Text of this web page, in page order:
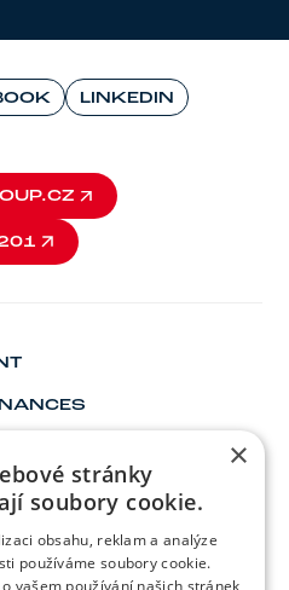
LINKEDIN
×
stránky
soubory cookie.
obsahu, reklam a analýze
používáme soubory cookie.
vašem používání našich stránek